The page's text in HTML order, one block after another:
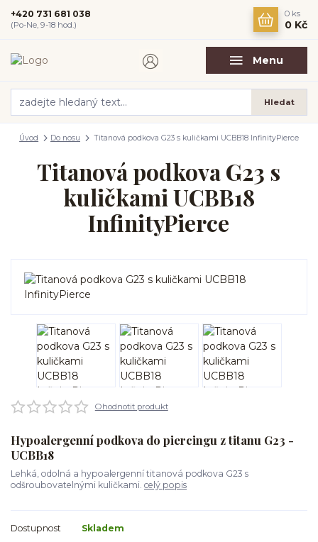
Menu
Hledat
+420 731 681 038
(Po-Ne, 9-18 hod.)
0 ks
0 Kč
Úvod Do nosu Titanová podkova G23 s kuličkami UCBB18 InfinityPierce
Titanová podkova G23 s
kuličkami UCBB18
InfinityPierce
Ohodnotit produkt
Hypoalergenní podkova do piercingu z titanu G23 -
UCBB18
Lehká, odolná a hypoalergenní titanová podkova G23 s
odšroubovatelnými kuličkami. celý popis
Dostupnost
Skladem